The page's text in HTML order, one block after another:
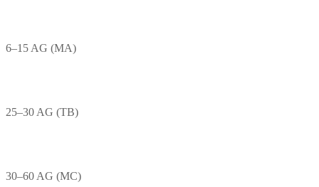
6–15 AG (MA)
25–30 AG (TB)
30–60 AG (MC)